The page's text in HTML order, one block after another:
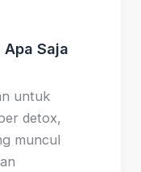
Saja
untuk
detox,
muncul